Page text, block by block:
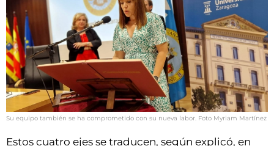
Su equipo también se ha comprometido con su nueva labor. Foto Myriam Martínez
Estos cuatro ejes se traducen, según explicó, en